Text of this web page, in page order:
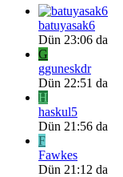
batuyasak6
Dün 23:06 da
G
gguneskdr
Dün 22:51 da
H
haskul5
Dün 21:56 da
F
Fawkes
Dün 21:12 da